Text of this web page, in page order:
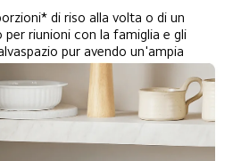
di riso alla volta o di un
riunioni con la famiglia e gli
pur avendo un'ampia